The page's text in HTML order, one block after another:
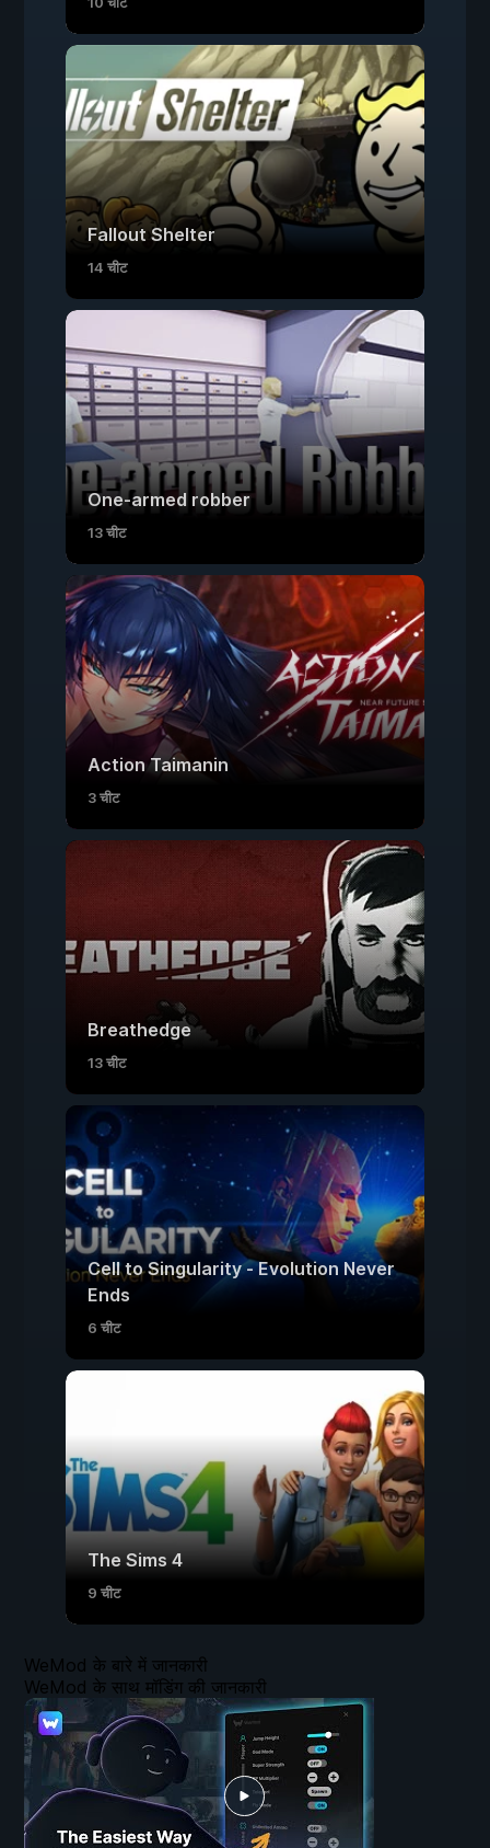
Fallout Shelter
14 चीट
One-armed robber
13 चीट
Action Taimanin
3 चीट
Breathedge
13 चीट
Cell to Singularity - Evolution Never
Ends
6 चीट
The Sims 4
9 चीट
WeMod के बारे में जानकारी
WeMod के साथ मॉडिंग की जानकारी